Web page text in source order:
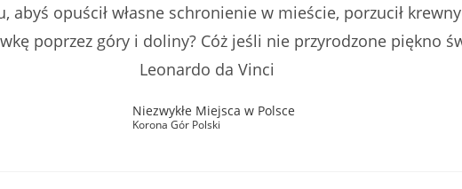
abyś opuścił własne schronienie w mieście, porzucił
poprzez góry i doliny? Cóż jeśli nie przyrodzone piękno
Leonardo da Vinci
Niezwykłe Miejsca w Polsce
Korona Gór Polski